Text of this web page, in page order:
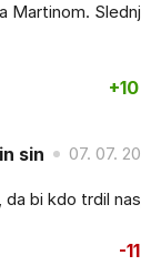
Martinom.
+10
sin 07. 07.
da bi kdo trdil
-11